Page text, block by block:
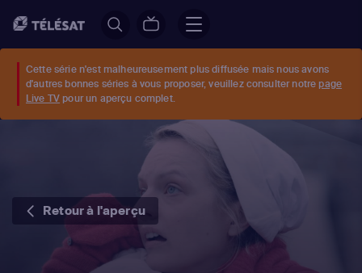
Cette série n'est malheureusement plus diffusée mais nous avons
d'autres bonnes séries à vous proposer, veuillez consulter notre page
Live TV pour un aperçu complet.
Retour à l'aperçu